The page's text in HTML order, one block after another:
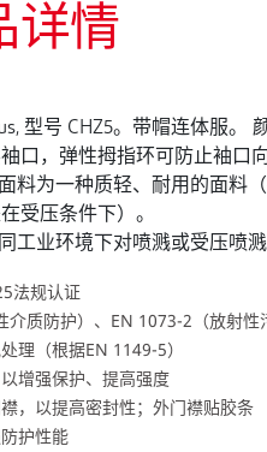
详情
型号 CHZ5。带帽连体服。
口，弹性拇指环可防止袖口
料为一种质轻、耐用的面
受压条件下）。
工业环境下对喷溅或受压喷
法规认证
介质防护）、EN 1073-2（放射性
理（根据EN 1149-5）
增强保护、提高强度
，以提高密封性；外门襟贴胶条
护性能